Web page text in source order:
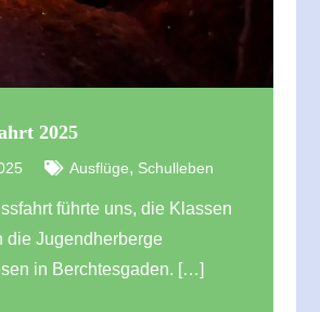
2025
Ausflüge, Schulleben
führte uns, die Klassen
die Jugendherberge
in Berchtesgaden. […]